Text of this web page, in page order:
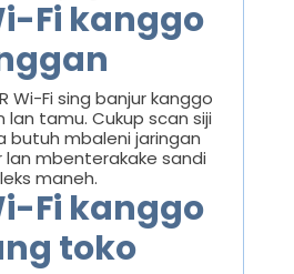
Fi kanggo
Wi-Fi sing banjur kanggo
lan tamu. Cukup scan siji
butuh mbaleni jaringan
lan mbenterakake sandi
maneh.
Fi kanggo
toko